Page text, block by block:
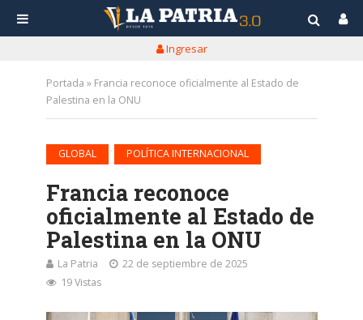
Ingresar
Portada » Francia reconoce oficialmente al Estado de
Palestina en la ONU
GLOBAL POLÍTICA INTERNACIONAL
Francia reconoce
oficialmente al Estado de
Palestina en la ONU
La Patria
22 de septiembre de 2025
19 Vistas